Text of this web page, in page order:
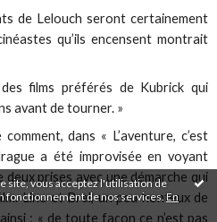
site, vous acceptez l'utilisation de
fonctionnement de nos services.En
de Lelouch seront certainement
qu’ils encensent montrait
films préférés de Kubrick qui
avant de tourner. »
dans « L’aventure, c’est
a été improvisée en voyant
prises avec une démarche qui
Lino et Brel, un peu honteux de
: « de toute façon ce n’est pas